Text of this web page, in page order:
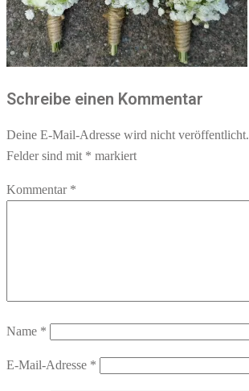
Schreibe einen Kommentar
Deine E-Mail-Adresse wird nicht veröffentlicht.
Felder sind mit * markiert
Kommentar *
Name *
E-Mail-Adresse *